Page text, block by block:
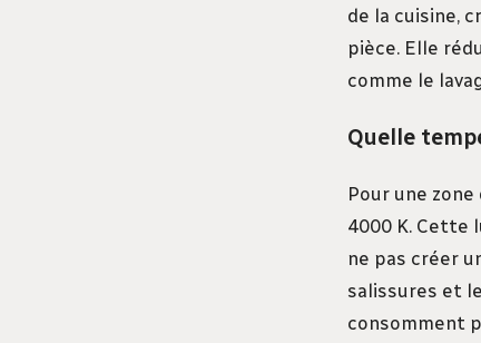
de la cuisine,
pièce. Elle
comme le
Quelle
Pour une
4000 K. Cette
ne pas créer
salissures et
consomment